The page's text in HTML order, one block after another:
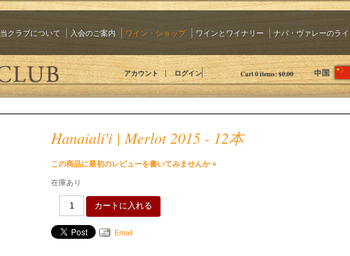
当クラブについて 入会のご案内 ワイン・ショップ ワインとワイナリー ナパ・ヴァレーのラ
Cart0items:$0.00
アカウント ログイン
The 90 Plus Wine Club Jp
Hanaiali'i | Merlot 2015 - 12本
この商品に最初のレビューを書いてみませんか »
在庫あり
カートに入れる
Email